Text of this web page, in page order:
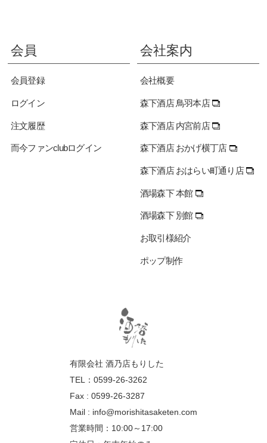
会員
会員登録
ログイン
注文履歴
而今ファンclubログイン
会社案内
会社概要
森下酒店 鳥羽本店
森下酒店 内宮前店
森下酒店 おかげ横丁店
森下酒店 おはらい町通り店
酒場森下 本館
酒場森下 別館
お取引様紹介
ポップ制作
有限会社 酒乃店もりした
TEL：0599-26-3262
Fax : 0599-26-3287
Mail : info@morishitasaketen.com
営業時間：10:00～17:00